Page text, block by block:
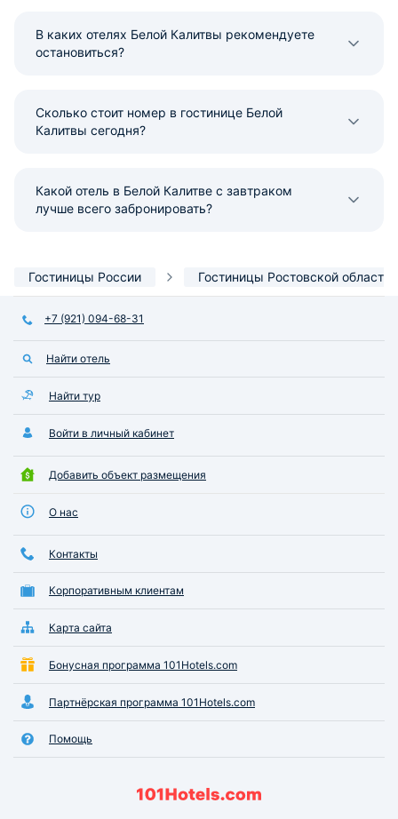
В каких отелях Белой Калитвы рекомендуете
остановиться?
Сколько стоит номер в гостинице Белой
Калитвы сегодня?
Какой отель в Белой Калитве с завтраком
лучше всего забронировать?
Гостиницы России Гостиницы Ростовской области
+7 (921) 094-68-31
Найти отель
Найти тур
Войти в личный кабинет
Добавить объект размещения
О нас
Контакты
Корпоративным клиентам
Карта сайта
Бонусная программа 101Hotels.com
Партнёрская программа 101Hotels.com
Помощь